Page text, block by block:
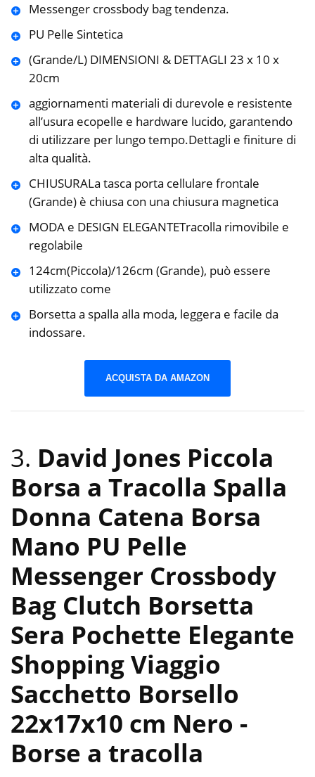
Messenger crossbody bag tendenza.
PU Pelle Sintetica
(Grande/L) DIMENSIONI & DETTAGLI 23 x 10 x
20cm
aggiornamenti materiali di durevole e resistente
all’usura ecopelle e hardware lucido, garantendo
di utilizzare per lungo tempo.Dettagli e finiture di
alta qualità.
CHIUSURALa tasca porta cellulare frontale
(Grande) è chiusa con una chiusura magnetica
MODA e DESIGN ELEGANTETracolla rimovibile e
regolabile
124cm(Piccola)/126cm (Grande), può essere
utilizzato come
Borsetta a spalla alla moda, leggera e facile da
indossare.
ACQUISTA DA AMAZON
3. David Jones Piccola
Borsa a Tracolla Spalla
Donna Catena Borsa
Mano PU Pelle
Messenger Crossbody
Bag Clutch Borsetta
Sera Pochette Elegante
Shopping Viaggio
Sacchetto Borsello
22x17x10 cm Nero -
Borse a tracolla